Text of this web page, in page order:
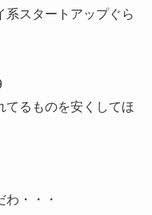
系スタートアップぐら
てるものを安くしてほ
・・・